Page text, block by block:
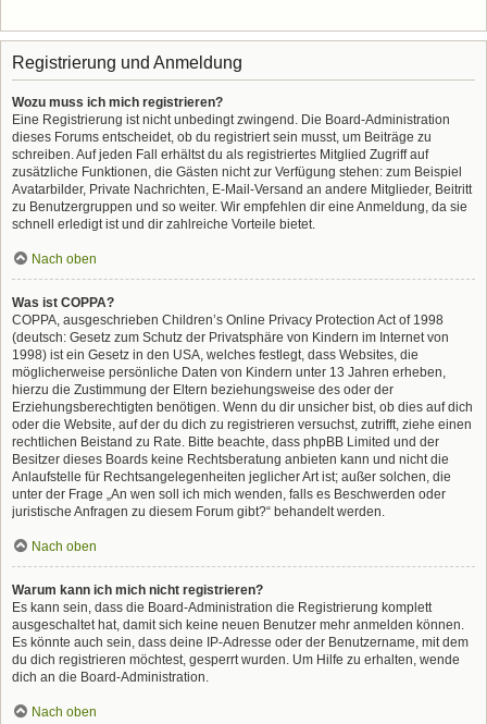
Registrierung und Anmeldung
Wozu muss ich mich registrieren?
Eine Registrierung ist nicht unbedingt zwingend. Die Board-Administration
dieses Forums entscheidet, ob du registriert sein musst, um Beiträge zu
schreiben. Auf jeden Fall erhältst du als registriertes Mitglied Zugriff auf
zusätzliche Funktionen, die Gästen nicht zur Verfügung stehen: zum Beispiel
Avatarbilder, Private Nachrichten, E-Mail-Versand an andere Mitglieder, Beitritt
zu Benutzergruppen und so weiter. Wir empfehlen dir eine Anmeldung, da sie
schnell erledigt ist und dir zahlreiche Vorteile bietet.
Nach oben
Was ist COPPA?
COPPA, ausgeschrieben Children’s Online Privacy Protection Act of 1998
(deutsch: Gesetz zum Schutz der Privatsphäre von Kindern im Internet von
1998) ist ein Gesetz in den USA, welches festlegt, dass Websites, die
möglicherweise persönliche Daten von Kindern unter 13 Jahren erheben,
hierzu die Zustimmung der Eltern beziehungsweise des oder der
Erziehungsberechtigten benötigen. Wenn du dir unsicher bist, ob dies auf dich
oder die Website, auf der du dich zu registrieren versuchst, zutrifft, ziehe einen
rechtlichen Beistand zu Rate. Bitte beachte, dass phpBB Limited und der
Besitzer dieses Boards keine Rechtsberatung anbieten kann und nicht die
Anlaufstelle für Rechtsangelegenheiten jeglicher Art ist; außer solchen, die
unter der Frage „An wen soll ich mich wenden, falls es Beschwerden oder
juristische Anfragen zu diesem Forum gibt?“ behandelt werden.
Nach oben
Warum kann ich mich nicht registrieren?
Es kann sein, dass die Board-Administration die Registrierung komplett
ausgeschaltet hat, damit sich keine neuen Benutzer mehr anmelden können.
Es könnte auch sein, dass deine IP-Adresse oder der Benutzername, mit dem
du dich registrieren möchtest, gesperrt wurden. Um Hilfe zu erhalten, wende
dich an die Board-Administration.
Nach oben